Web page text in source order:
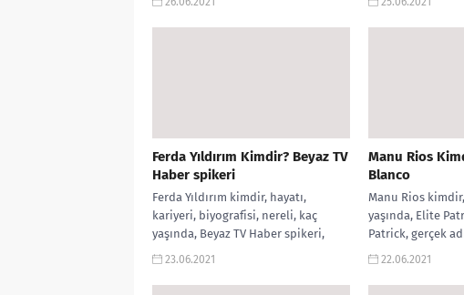
Ferda Yıldırım Kimdir? Beyaz TV
Haber spikeri
Ferda Yıldırım kimdir, hayatı,
kariyeri, biyografisi, nereli, kaç
yaşında, Beyaz TV Haber spikeri,
instagram hesabı, twitter hesabı,
23.06.2021
Manu Rios
Blanco
Manu Rios
yaşında, Elite
Patrick, gerçek
weight,
22.06.2021